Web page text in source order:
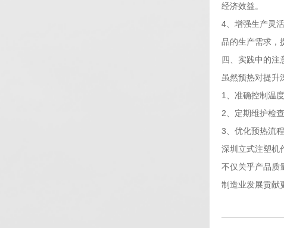
经济效益。
4、增强生产灵
品的生产需求，
四、实践中的注
虽然预热对提升
1、准确控制温
2、定期维护检
3、优化预热流
深圳立式注塑机
不仅关乎产品质
制造业发展贡献